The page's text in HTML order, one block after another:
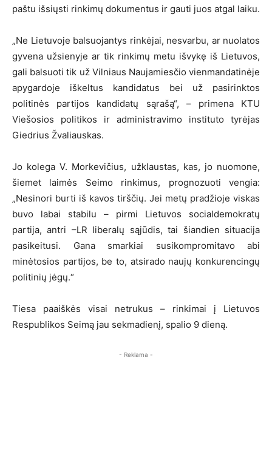
paštu išsiųsti rinkimų dokumentus ir gauti juos atgal laiku.
„Ne Lietuvoje balsuojantys rinkėjai, nesvarbu, ar nuolatos
gyvena užsienyje ar tik rinkimų metu išvykę iš Lietuvos,
gali balsuoti tik už Vilniaus Naujamiesčio vienmandatinėje
apygardoje iškeltus kandidatus bei už pasirinktos
politinės partijos kandidatų sąrašą“, – primena KTU
Viešosios politikos ir administravimo instituto tyrėjas
Giedrius Žvaliauskas.
Jo kolega V. Morkevičius, užklaustas, kas, jo nuomone,
šiemet laimės Seimo rinkimus, prognozuoti vengia:
„Nesinori burti iš kavos tirščių. Jei metų pradžioje viskas
buvo labai stabilu – pirmi Lietuvos socialdemokratų
partija, antri –LR liberalų sąjūdis, tai šiandien situacija
pasikeitusi. Gana smarkiai susikompromitavo abi
minėtosios partijos, be to, atsirado naujų konkurencingų
politinių jėgų.“
Tiesa paaiškės visai netrukus – rinkimai į Lietuvos
Respublikos Seimą jau sekmadienį, spalio 9 dieną.
- Reklama -